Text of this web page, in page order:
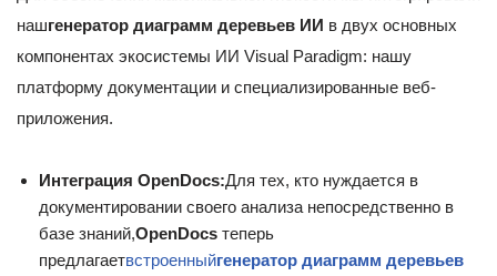
нашгенератор диаграмм деревьев ИИ в двух основных
компонентах экосистемы ИИ Visual Paradigm: нашу
платформу документации и специализированные веб-
приложения.
Интеграция OpenDocs:Для тех, кто нуждается в
документировании своего анализа непосредственно в
базе знаний,OpenDocs теперь
предлагаетвстроенныйгенератор диаграмм деревьев